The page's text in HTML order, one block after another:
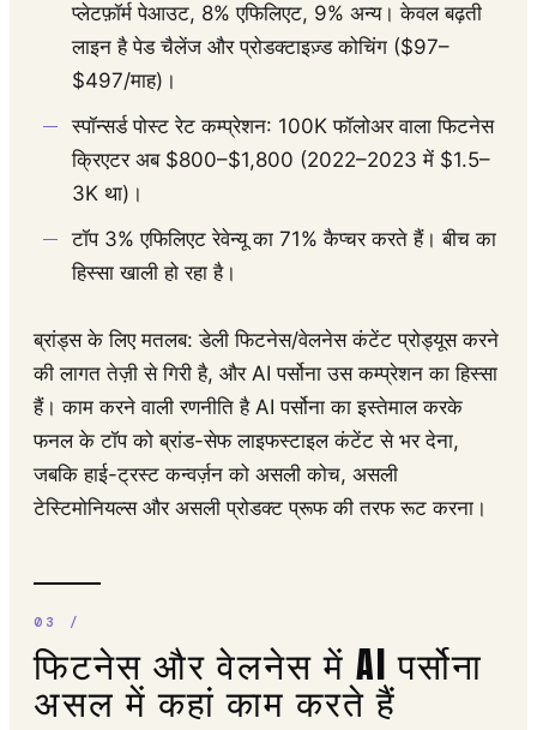
प्लेटफ़ॉर्म पेआउट, 8% एफिलिएट, 9% अन्य। केवल बढ़ती
लाइन है पेड चैलेंज और प्रोडक्टाइज़्ड कोचिंग ($97–
$497/माह)।
स्पॉन्सर्ड पोस्ट रेट कम्प्रेशन: 100K फॉलोअर वाला फिटनेस
क्रिएटर अब $800–$1,800 (2022–2023 में $1.5–
3K था)।
टॉप 3% एफिलिएट रेवेन्यू का 71% कैप्चर करते हैं। बीच का
हिस्सा खाली हो रहा है।
ब्रांड्स के लिए मतलब: डेली फिटनेस/वेलनेस कंटेंट प्रोड्यूस करने
की लागत तेज़ी से गिरी है, और AI पर्सोना उस कम्प्रेशन का हिस्सा
हैं। काम करने वाली रणनीति है AI पर्सोना का इस्तेमाल करके
फनल के टॉप को ब्रांड-सेफ लाइफस्टाइल कंटेंट से भर देना,
जबकि हाई-ट्रस्ट कन्वर्ज़न को असली कोच, असली
टेस्टिमोनियल्स और असली प्रोडक्ट प्रूफ की तरफ रूट करना।
फिटनेस और वेलनेस में AI पर्सोना
असल में कहां काम करते हैं